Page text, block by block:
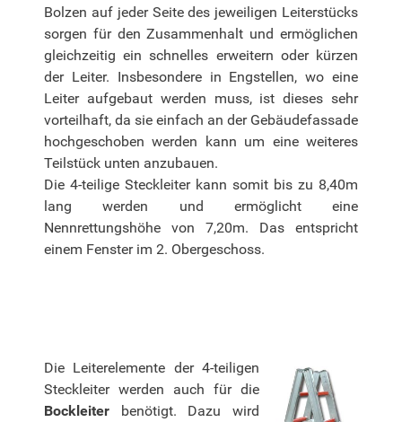
Bolzen auf jeder Seite des jeweiligen Leiterstücks
sorgen für den Zusammenhalt und ermöglichen
gleichzeitig ein schnelles erweitern oder kürzen
der Leiter. Insbesondere in Engstellen, wo eine
Leiter aufgebaut werden muss, ist dieses sehr
vorteilhaft, da sie einfach an der Gebäudefassade
hochgeschoben werden kann um eine weiteres
Teilstück unten anzubauen.
Die 4-teilige Steckleiter kann somit bis zu 8,40m
lang werden und ermöglicht eine
Nennrettungshöhe von 7,20m. Das entspricht
einem Fenster im 2. Obergeschoss.
Die Leiterelemente der 4-teiligen
Steckleiter werden auch für die
Bockleiter benötigt. Dazu wird